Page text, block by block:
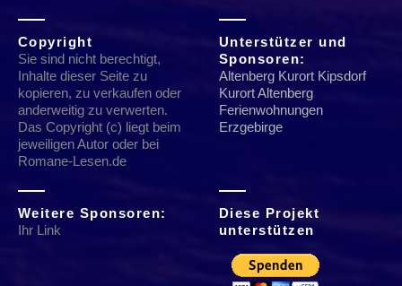
Copyright
Sie sind nicht berechtigt,
Inhalte dieser Seite zu
kopieren, zu verkaufen oder
anderweitig zu verwerten.
Das Copyright (c) liegt beim
jeweiligen Autor oder bei
Romane-Lesen.de
Unterstützer und
Sponsoren:
Altenberg Kurort Kipsdorf
Kurort Altenberg
Ferienwohnungen
Erzgebirge
Weitere Sponsoren:
Ihr Link
Diese Projekt
unterstützen